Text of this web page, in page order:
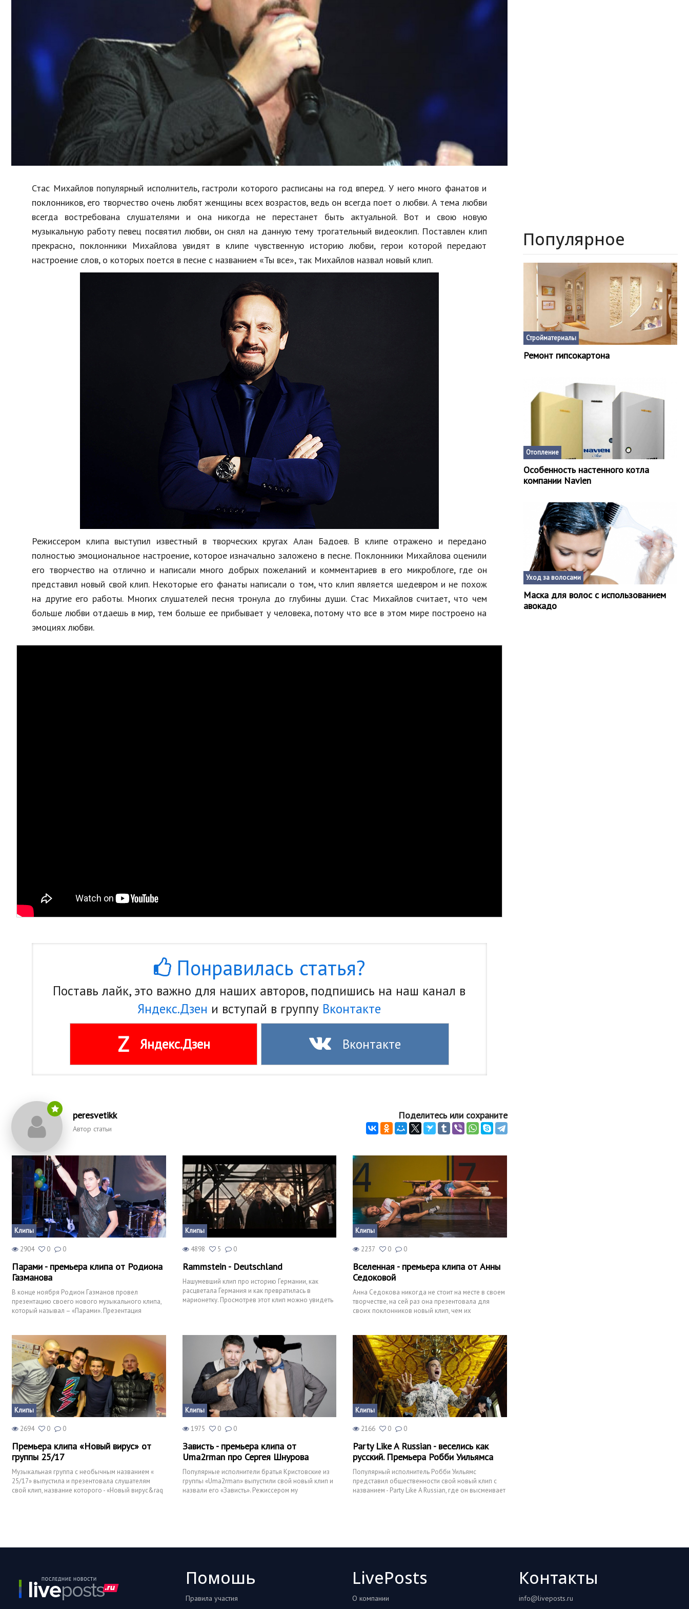
Культура
Авто, мото
Спорт
Знаменитости
Недвижимость
Спорт и фитнес
Психология и отношения
Творчество и рукоделие
Разное
Работа и бизнес
Животные
Еда и напитки
Мода и стиль
Бизнес
Наука и технологии
Стас Михайлов популярный исполнитель, гастроли которого расписаны на год вперед. У него много фанатов и
поклонников, его творчество очень любят женщины всех возрастов, ведь он всегда поет о любви. А тема любви
всегда востребована слушателями и она никогда не перестанет быть актуальной. Вот и свою новую
музыкальную работу певец посвятил любви, он снял на данную тему трогательный видеоклип. Поставлен клип
прекрасно, поклонники Михайлова увидят в клипе чувственную историю любви, герои которой передают
настроение слов, о которых поется в песне с названием «Ты все», так Михайлов назвал новый клип.
Режиссером клипа выступил известный в творческих кругах Алан Бадоев. В клипе отражено и передано
полностью эмоциональное настроение, которое изначально заложено в песне. Поклонники Михайлова оценили
его творчество на отлично и написали много добрых пожеланий и комментариев в его микроблоге, где он
представил новый свой клип. Некоторые его фанаты написали о том, что клип является шедевром и не похож
на другие его работы. Многих слушателей песня тронула до глубины души. Стас Михайлов считает, что чем
больше любви отдаешь в мир, тем больше ее прибывает у человека, потому что все в этом мире построено на
эмоциях любви.
Понравилась статья?
Поставь лайк, это важно для наших авторов, подпишись на наш канал в
Яндекс.Дзен и вступай в группу Вконтакте
Z Яндекс.Дзен Вконтакте
peresvetikk
Автор статьи
Поделитесь или сохраните
Клипы
2904 0 0
Парами - премьера клипа от Родиона
Газманова
В конце ноября Родион Газманов провел
презентацию своего нового музыкального клипа,
который называл – «Парами». Презентация
Клипы
4898 5 0
Rammstein - Deutschland
Нашумевший клип про историю Германии, как
расцветала Германия и как превратилась в
марионетку. Просмотрев этот клип можно увидеть
Клипы
2237 0 0
Вселенная - премьера клипа от Анны
Седоковой
Анна Седокова никогда не стоит на месте в своем
творчестве, на сей раз она презентовала для
своих поклонников новый клип, чем их
Клипы
2694 0 0
Премьера клипа «Новый вирус» от
группы 25/17
Музыкальная группа с необычным названием «
25/17» выпустила и презентовала слушателям
свой клип, название которого - «Новый вирус&raq
Клипы
1975 0 0
Зависть - премьера клипа от
Uma2rman про Сергея Шнурова
Популярные исполнители братья Кристовские из
группы «Uma2rman» выпустили свой новый клип и
назвали его «Зависть». Режиссером му
Клипы
2166 0 0
Party Like A Russian - веселись как
русский. Премьера Робби Уильямса
Популярный исполнитель Робби Уильямс
представил общественности свой новый клип с
названием - Party Like A Russian, где он высмеивает
Популярное
Стройматериалы
Ремонт гипсокартона
Отопление
Особенность настенного котла
компании Navien
Уход за волосами
Маска для волос с использованием
авокадо
Помошь
Правила участия
LivePosts
О компании
Контакты
info@liveposts.ru